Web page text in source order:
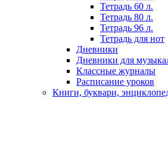
Тетрадь 60 л.
Тетрадь 80 л.
Тетрадь 96 л.
Тетрадь для нот
Дневники
Дневники для
Классные журналы
Расписание уроков
Книги, буквари,